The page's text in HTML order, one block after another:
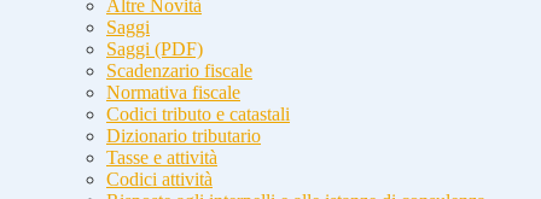
Altre Novità
Saggi
Saggi (PDF)
Scadenzario fiscale
Normativa fiscale
Codici tributo e catastali
Dizionario tributario
Tasse e attività
Codici attività